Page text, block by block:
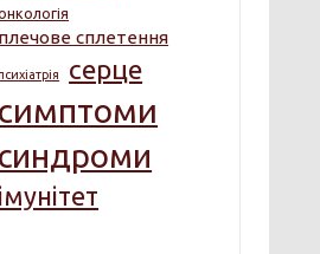
плечове сплетення
серце
симптоми
синдроми
імунітет